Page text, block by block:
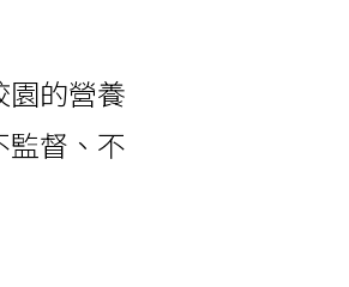
的營養
督、不